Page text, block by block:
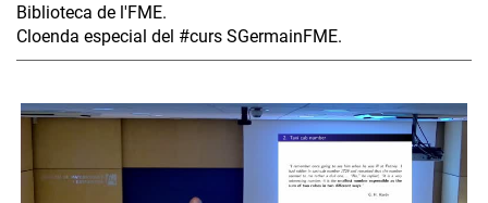
Biblioteca de l'FME.
Cloenda especial del #curs SGermainFME.